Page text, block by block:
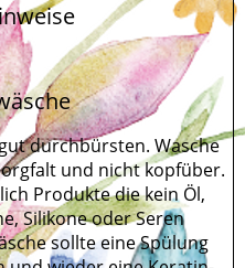
durchbürsten. Wasche
und nicht kopfüber.
Produkte die kein Öl,
Silikone oder Seren
sollte eine Spülung